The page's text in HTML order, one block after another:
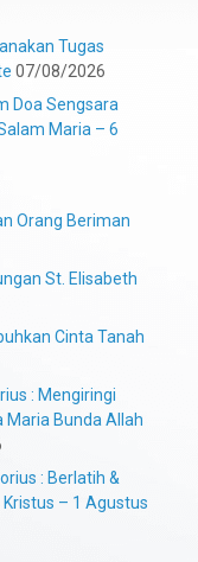
Tugas
07/08/2026
Doa Sengsara
Maria – 6
Orang Beriman
St. Elisabeth
Cinta Tanah
: Mengiringi
Maria Bunda Allah
: Berlatih &
– 1 Agustus